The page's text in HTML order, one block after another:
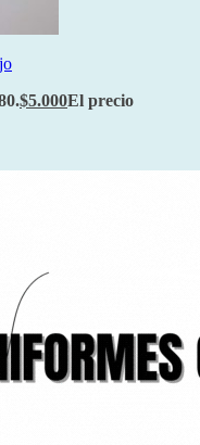
$5.000El precio